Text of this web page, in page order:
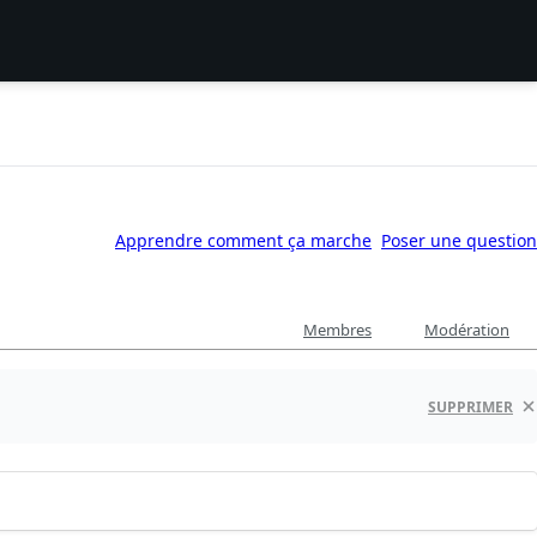
Apprendre comment ça marche Poser une question
Membres Modération
SUPPRIMER